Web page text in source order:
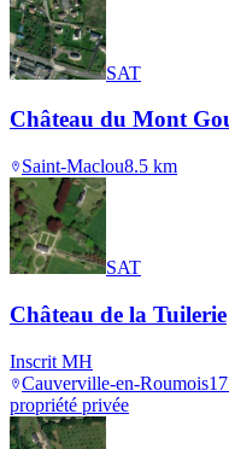
SAT
Château du Mont
Saint-Maclou8.5 km
SAT
Château de la Tuilerie
Inscrit MH
Cauverville-en-Roumois
propriété privée